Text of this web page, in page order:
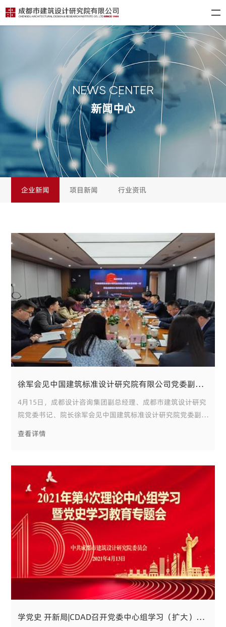
NEWS CENTER
新闻中心
企业新闻 项目新闻 行业资讯
徐军会见中国建筑标准设计研究院有限公司党委副书记、总经理曹彬一行
4月15日，成都设计咨询集团副总经理、成都市建筑设计研究
院党委书记、院长徐军会见中国建筑标准设计研究院党委副书
记、总经理曹彬一行，双方围绕公园城市标准建设，就进一步
深化合作，推动发展深入交流。 徐军对曹彬一行的到访表示
示，公园城市建设要标
查看详情
学党史 开新局|CDAD召开党委中心组学习（扩大）会议暨党史学习教育专题会